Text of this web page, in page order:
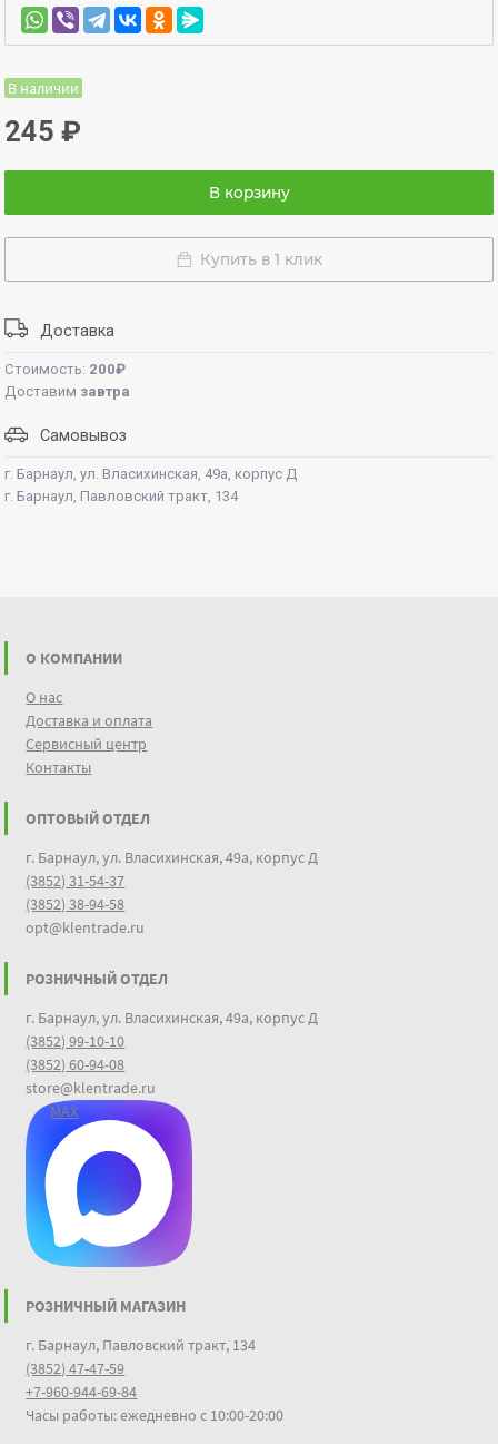
В наличии
245₽
В корзину
Купить в 1 клик
Доставка
Стоимость: 200₽
Доставим завтра
Самовывоз
г. Барнаул, ул. Власихинская, 49а, корпус Д
г. Барнаул, Павловский тракт, 134
О КОМПАНИИ
О нас
Доставка и оплата
Сервисный центр
Контакты
ОПТОВЫЙ ОТДЕЛ
г. Барнаул, ул. Власихинская, 49а, корпус Д
(3852) 31-54-37
(3852) 38-94-58
opt@klentrade.ru
РОЗНИЧНЫЙ ОТДЕЛ
г. Барнаул, ул. Власихинская, 49а, корпус Д
(3852) 99-10-10
(3852) 60-94-08
store@klentrade.ru
MAX
РОЗНИЧНЫЙ МАГАЗИН
г. Барнаул, Павловский тракт, 134
(3852) 47-47-59
+7-960-944-69-84
Часы работы: ежедневно с 10:00-20:00